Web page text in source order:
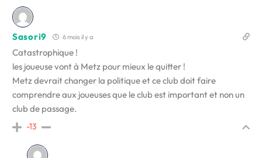
Sasori9 6 mois il y a
Catastrophique !
les joueuse vont à Metz pour mieux le quitter !
Metz devrait changer la politique et ce club doit faire
comprendre aux joueuses que le club est important et non un
club de passage.
-13